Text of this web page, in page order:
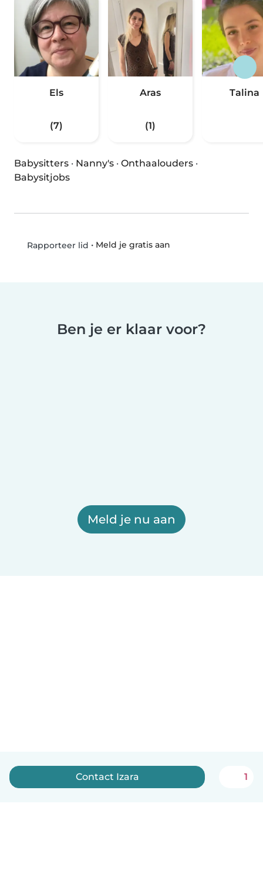
Els
(7)
Aras
(1)
Talina
Babysitters · Nanny's · Onthaalouders ·
Babysitjobs
Rapporteer lid • Meld je gratis aan
Ben je er klaar voor?
Meld je nu aan
Contact Izara 1